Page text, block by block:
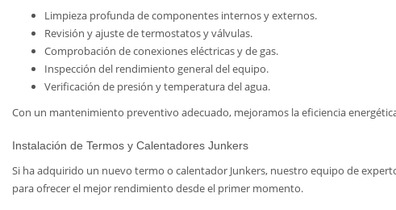
Limpieza profunda de componentes internos y externos.
Revisión y ajuste de termostatos y válvulas.
Comprobación de conexiones eléctricas y de gas.
Inspección del rendimiento general del equipo.
Verificación de presión y temperatura del agua.
Con un mantenimiento preventivo adecuado, mejoramos la eficiencia
Instalación de Termos y Calentadores Junkers
Si ha adquirido un nuevo termo o calentador Junkers, nuestro equipo de
para ofrecer el mejor rendimiento desde el primer momento.